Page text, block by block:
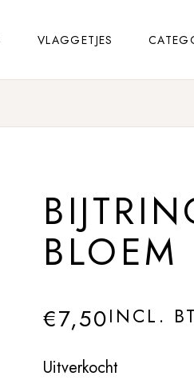
VLAGGETJES
BLOEM
€7,50INCL.
Uitverkocht